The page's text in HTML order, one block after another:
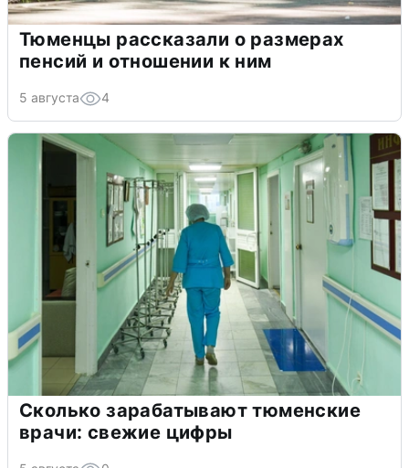
Тюменцы рассказали о размерах
пенсий и отношении к ним
5 августа 4
Сколько зарабатывают тюменские
врачи: свежие цифры